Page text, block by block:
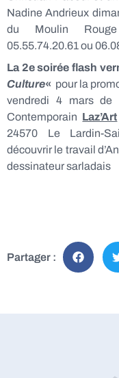
Nadine Andrieux
du Moulin Rouge
05.55.74.20.61 ou
La 2e soirée flash
Culture« pour la
vendredi 4 mars de
Contemporain Laz’Art
24570 Le Lardin-
découvrir le travail
dessinateur sarladais
Partager :